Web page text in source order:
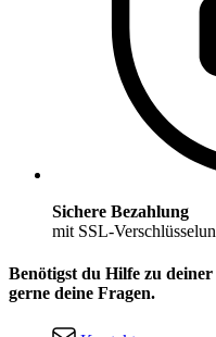
Sichere Bezahlung
mit SSL-
Benötigst du Hilfe zu
gerne deine Fragen.